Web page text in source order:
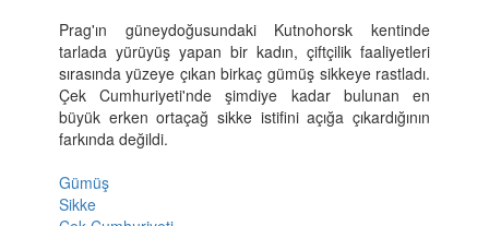
Prag'ın güneydoğusundaki Kutnohorsk kentinde
tarlada yürüyüş yapan bir kadın, çiftçilik faaliyetleri
sırasında yüzeye çıkan birkaç gümüş sikkeye rastladı.
Çek Cumhuriyeti'nde şimdiye kadar bulunan en
büyük erken ortaçağ sikke istifini açığa çıkardığının
farkında değildi.
Gümüş
Sikke